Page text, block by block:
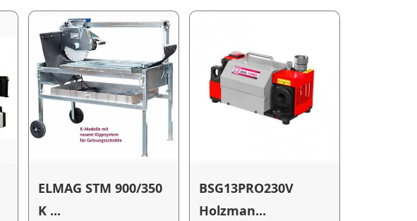
ELMAG STM 900/350
K ...
BSG13PRO230V
Holzman...